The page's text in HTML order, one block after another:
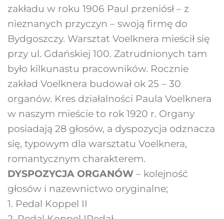
zakładu w roku 1906 Paul przeniósł – z
nieznanych przyczyn – swoją firmę do
Bydgoszczy. Warsztat Voelknera mieścił się
przy ul. Gdańskiej 100. Zatrudnionych tam
było kilkunastu pracowników. Rocznie
zakład Voelknera budował ok 25 – 30
organów. Kres działalności Paula Voelknera
w naszym mieście to rok 1920 r. Organy
posiadają 28 głosów, a dyspozycja odznacza
się, typowym dla warsztatu Voelknera,
romantycznym charakterem.
DYSPOZYCJA ORGANÓW – kolejność
głosów i nazewnictwo oryginalne;
1. Pedal Koppel II